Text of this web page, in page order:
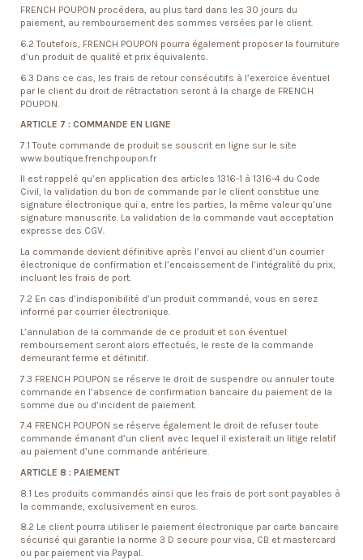
FRENCH POUPON procédera, au plus tard dans les 30 jours du
paiement, au remboursement des sommes versées par le client.
6.2 Toutefois, FRENCH POUPON pourra également proposer la fourniture
d’un produit de qualité et prix équivalents.
6.3 Dans ce cas, les frais de retour consécutifs à l’exercice éventuel
par le client du droit de rétractation seront à la charge de FRENCH
POUPON.
ARTICLE 7 : COMMANDE EN LIGNE
7.1 Toute commande de produit se souscrit en ligne sur le site
www.boutique.frenchpoupon.fr
Il est rappelé qu’en application des articles 1316-1 à 1316-4 du Code
Civil, la validation du bon de commande par le client constitue une
signature électronique qui a, entre les parties, la même valeur qu’une
signature manuscrite. La validation de la commande vaut acceptation
expresse des CGV.
La commande devient définitive après l’envoi au client d’un courrier
électronique de confirmation et l’encaissement de l’intégralité du prix,
incluant les frais de port.
7.2 En cas d’indisponibilité d’un produit commandé, vous en serez
informé par courrier électronique.
L’annulation de la commande de ce produit et son éventuel
remboursement seront alors effectués, le reste de la commande
demeurant ferme et définitif.
7.3 FRENCH POUPON se réserve le droit de suspendre ou annuler toute
commande en l’absence de confirmation bancaire du paiement de la
somme due ou d’incident de paiement.
7.4 FRENCH POUPON se réserve également le droit de refuser toute
commande émanant d’un client avec lequel il existerait un litige relatif
au paiement d’une commande antérieure.
ARTICLE 8 : PAIEMENT
8.1 Les produits commandés ainsi que les frais de port sont payables à
la commande, exclusivement en euros.
8.2 Le client pourra utiliser le paiement électronique par carte bancaire
sécurisé qui garantie la norme 3 D secure pour visa, CB et mastercard
ou par paiement via Paypal.